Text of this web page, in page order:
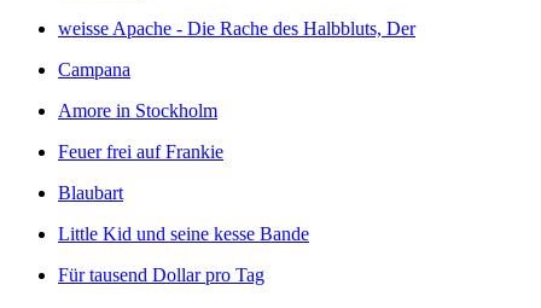
weisse Apache - Die Rache des Halbbluts, Der
Campana
Amore in Stockholm
Feuer frei auf Frankie
Blaubart
Little Kid und seine kesse Bande
Für tausend Dollar pro Tag